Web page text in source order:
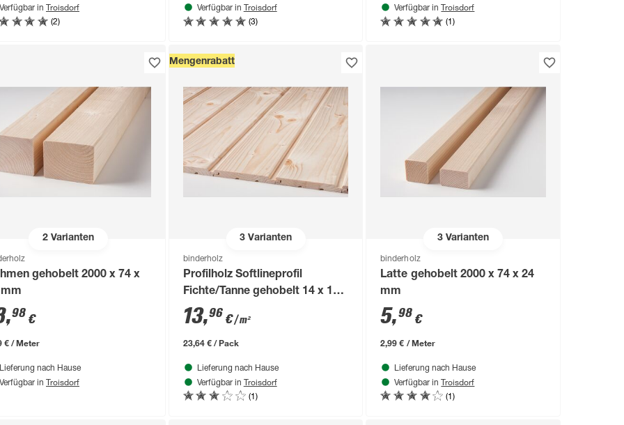
Verfügbar in Troisdorf
(2)
Verfügbar in Troisdorf
(3)
Verfügbar in Troisdorf
(1)
2Varianten
gehobelt 2000 x 74 x
mm
,98 €
€ / Meter
Lieferung nach Hause
Verfügbar in Troisdorf
3 Varianten
Mengenrabatt
binderholz
Profilholz Softlineprofil
Fichte/Tanne gehobelt 14 x 121
x 2000 mm B-Sortierung
13,96€/ m²
23,64 € / Pack
Lieferung nach Hause
Verfügbar in Troisdorf
(1)
3 Varianten
binderholz
Latte gehobelt 2000 x 74 x 24
mm
5,98 €
2,99 € / Meter
Lieferung nach Hause
Verfügbar in Troisdorf
(1)